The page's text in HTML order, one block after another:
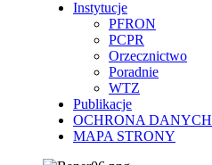
Instytucje
PFRON
PCPR
Orzecznictwo
Poradnie
WTZ
Publikacje
OCHRONA DANYCH
MAPA STRONY